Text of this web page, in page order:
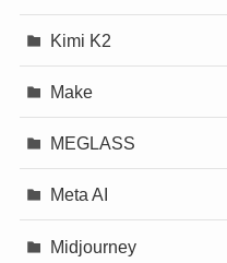
Kimi K2
Make
MEGLASS
Meta AI
Midjourney